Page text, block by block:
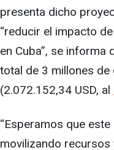
presenta dicho
“reducir el impacto
en Cuba”, se informa
total de 3 millones
(2.072.152,34 USD, al
“Esperamos que
movilizando recursos